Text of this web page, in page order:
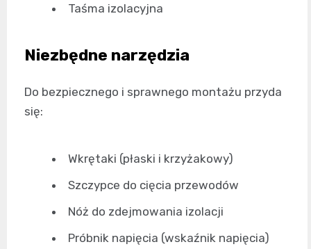
Taśma izolacyjna
Niezbędne narzędzia
Do bezpiecznego i sprawnego montażu przyda
się:
Wkrętaki (płaski i krzyżakowy)
Szczypce do cięcia przewodów
Nóż do zdejmowania izolacji
Próbnik napięcia (wskaźnik napięcia)